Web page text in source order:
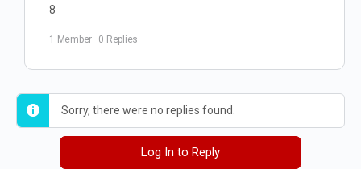
8
1 Member · 0 Replies
Sorry, there were no replies found.
Log In to Reply